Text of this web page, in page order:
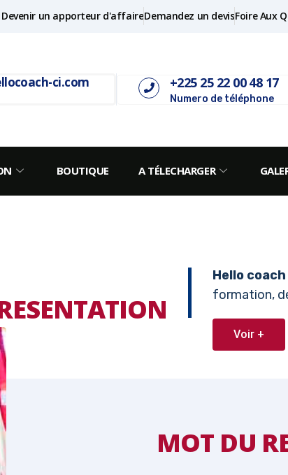
Devenir un apporteur d'affaireDemandez un devisFoire Aux
ci.com +225 25 22 00 48 17
Numero de téléphone
BOUTIQUE A TÉLECHARGER
Hello
formation,
Voir +
MOT DU